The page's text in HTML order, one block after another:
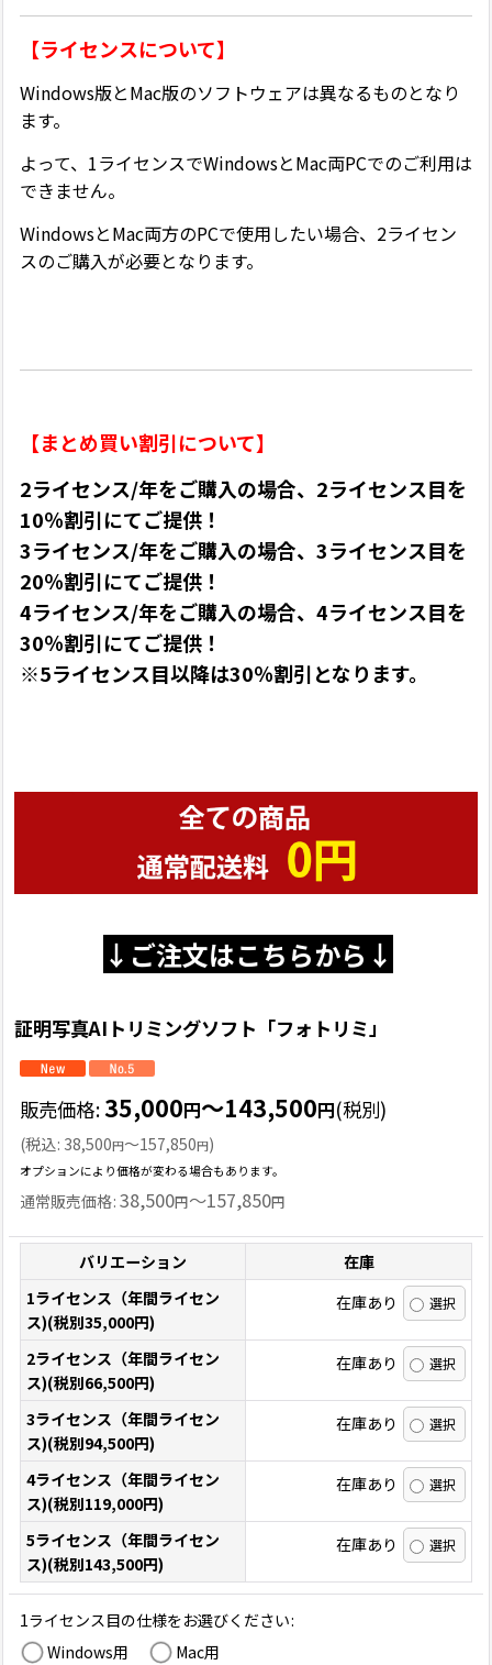
【ライセンスについて】
Windows版とMac版のソフトウェアは異なるものとなり
ます。
よって、1ライセンスでWindowsとMac両PCでのご利用は
できません。
WindowsとMac両方のPCで使用したい場合、2ライセン
スのご購入が必要となります。
【まとめ買い割引について】
2ライセンス/年をご購入の場合、2ライセンス目を
10％割引にてご提供！
3ライセンス/年をご購入の場合、3ライセンス目を
20％割引にてご提供！
4ライセンス/年をご購入の場合、4ライセンス目を
30％割引にてご提供！
※5ライセンス目以降は30％割引となります。
↓ご注文はこちらから↓
証明写真AIトリミングソフト「フォトリミ」
販売価格:35,000円～143,500円(税別)
(税込: 38,500円～157,850円)
オプションにより価格が変わる場合もあります。
通常販売価格: 38,500円～157,850円
バリエーション
在庫
1ライセンス（年間ライセン
ス)(税別35,000円)
在庫あり
2ライセンス（年間ライセン
ス)(税別66,500円)
在庫あり
3ライセンス（年間ライセン
ス)(税別94,500円)
在庫あり
4ライセンス（年間ライセン
ス)(税別119,000円)
在庫あり
5ライセンス（年間ライセン
ス)(税別143,500円)
在庫あり
1ライセンス目の仕様をお選びください:
Windows用
Mac用